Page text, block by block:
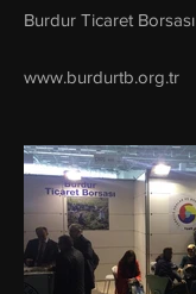
Burdur Ticaret Borsası
www.burdurtb.org.tr